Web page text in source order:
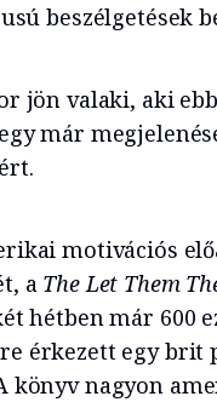
beszélgetések
jön valaki, aki
már
motivációs
a The Let Them
hétben már 600
érkezett egy brit
könyv nagyon